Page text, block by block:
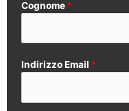
Cognome *
Indirizzo Email *